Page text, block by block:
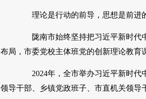
理论是行动的前导，思想是前进的
陇南市始终坚持把习近平新时代中
布局，市委党校主体班党的创新理论教育
2024年，全市举办习近平新时代中
领导干部、乡镇党政班子、市直机关领导